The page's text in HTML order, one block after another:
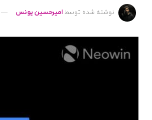
نوشته شده توسط امیرحسین یونس